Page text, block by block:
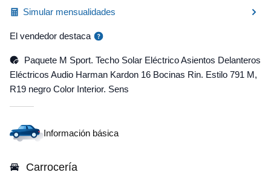
Simular mensualidades
El vendedor destaca
Paquete M Sport. Techo Solar Eléctrico Asientos Delanteros
Eléctricos Audio Harman Kardon 16 Bocinas Rin. Estilo 791 M,
R19 negro Color Interior. Sens
Información básica
Carrocería